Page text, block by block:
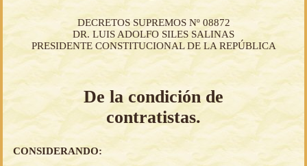
DECRETOS SUPREMOS Nº 08872
DR. LUIS ADOLFO SILES SALINAS
PRESIDENTE CONSTITUCIONAL DE LA REPÚBLICA
De la condición de
contratistas.
CONSIDERANDO: